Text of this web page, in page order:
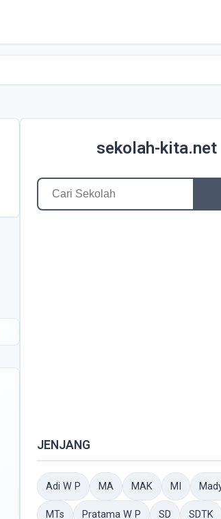
sekolah-kita.net
JENJANG
Adi W P MA MAK MI
MTs Pratama W P SD SDTK